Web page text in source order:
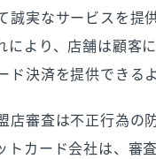
誠実なサービスを提
により、店舗は顧客
ド決済を提供できる
店審査は不正行為の
トカード会社は、審